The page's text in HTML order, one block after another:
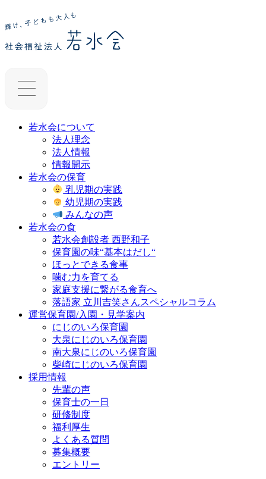
若水会について
法人理念
法人情報
情報開示
若水会の保育
乳児期の実践
幼児期の実践
みんなの声
若水会の食
若水会創設者 西野和子
保育園の味“基本はだし“
ほっとできる食事
噛む力を育てる
家庭支援に繋がる食育へ
落語家 立川吉笑さんスペシャルコラム
運営保育園/入園・見学案内
にじのいろ保育園
大泉にじのいろ保育園
南大泉にじのいろ保育園
柴崎にじのいろ保育園
採用情報
先輩の声
保育士の一日
研修制度
福利厚生
よくある質問
募集概要
エントリー